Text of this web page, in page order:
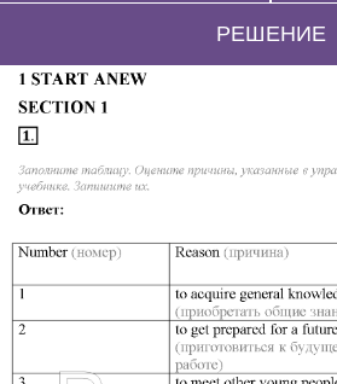
РЕШЕНИЕ